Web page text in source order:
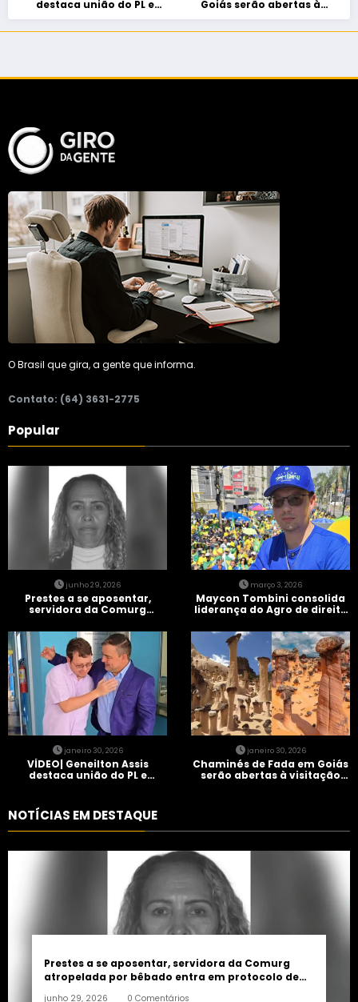
destaca união do PL e
consolidação de apoio a
Maycon Tombini em Jataí
Goiás serão abertas à
visitação controlada
O Brasil que gira, a gente que informa.
Contato: (64) 3631-2775
Popular
junho 29, 2026
Prestes a se aposentar,
servidora da Comurg
entra em protocolo de
morte encefálica
março 3, 2026
Maycon Tombini consolida
liderança do Agro de direita
Brasil” em Goiânia
janeiro 30, 2026
VÍDEO| Geneilton Assis
destaca união do PL e
janeiro 30, 2026
Chaminés de Fada em Goiás
serão abertas à visitação
NOTÍCIAS EM DESTAQUE
Prestes a se aposentar, servidora da Comurg
atropelada por bêbado entra em protocolo de
junho 29, 2026 0 Comentários